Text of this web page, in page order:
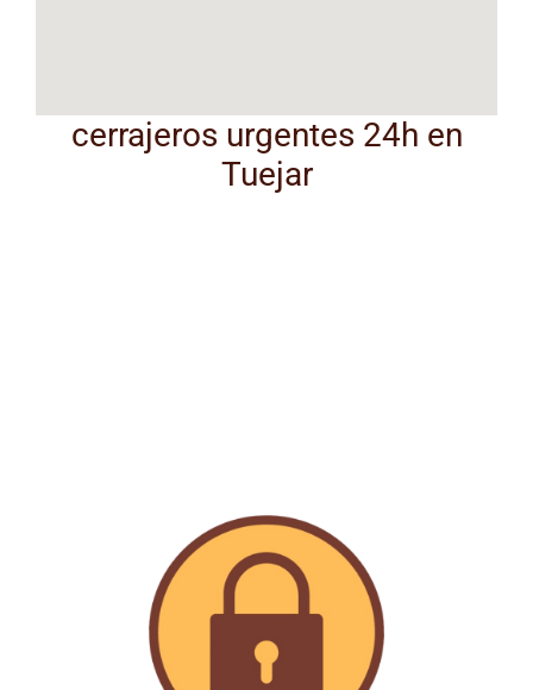
cerrajeros urgentes 24h en
Tuejar